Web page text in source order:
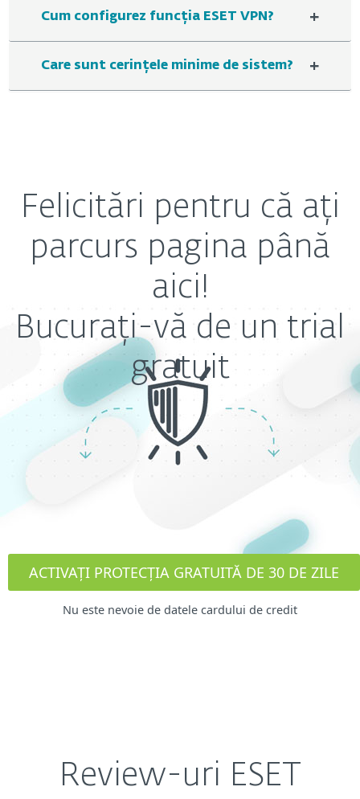
Cum configurez funcția ESET VPN? +
Care sunt cerințele minime de sistem? +
Felicitări pentru că ați
parcurs pagina până
aici!
Bucurați-vă de un trial
gratuit
ACTIVAȚI PROTECȚIA GRATUITĂ DE 30 DE ZILE
Nu este nevoie de datele cardului de credit
Review-uri ESET